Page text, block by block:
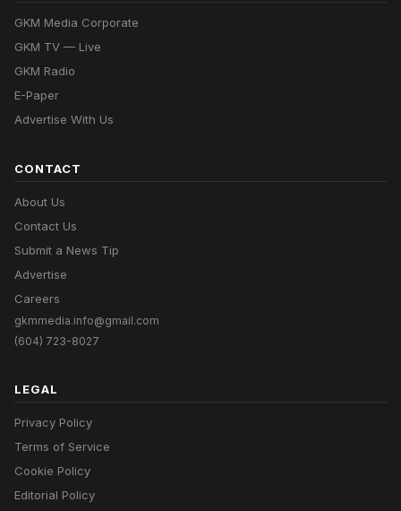
GKM Media Corporate
GKM TV — Live
GKM Radio
E-Paper
Advertise With Us
CONTACT
About Us
Contact Us
Submit a News Tip
Advertise
Careers
gkmmedia.info@gmail.com
(604) 723-8027
LEGAL
Privacy Policy
Terms of Service
Cookie Policy
Editorial Policy